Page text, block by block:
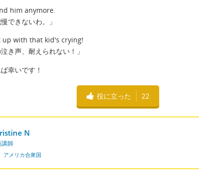
him anymore.
できないわ。」
up with that kid's crying!
き声、耐えられない！」
幸いです！
役に立った 22
N
師
アメリカ合衆国